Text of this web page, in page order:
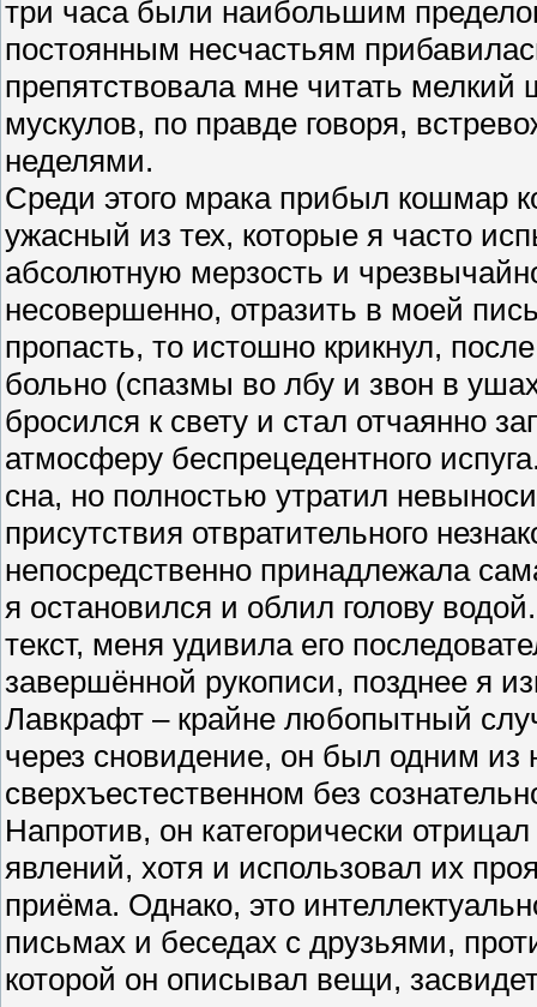
три часа были наибольшим
постоянным несчастьям
препятствовала мне читать
мускулов, по правде говоря,
неделями.
Среди этого мрака прибыл кошмар
ужасный из тех, которые я часто
абсолютную мерзость и
несовершенно, отразить в моей
пропасть, то истошно крикнул,
больно (спазмы во лбу и звон в
бросился к свету и стал отчаянно
атмосферу беспрецедентного
сна, но полностью утратил
присутствия отвратительного
непосредственно принадлежала
я остановился и облил голову
текст, меня удивила его
завершённой рукописи, позднее я
Лавкрафт – крайне любопытный
через сновидение, он был одним
сверхъестественном без
Напротив, он категорически
явлений, хотя и использовал их
приёма. Однако, это
письмах и беседах с друзьями,
которой он описывал вещи,